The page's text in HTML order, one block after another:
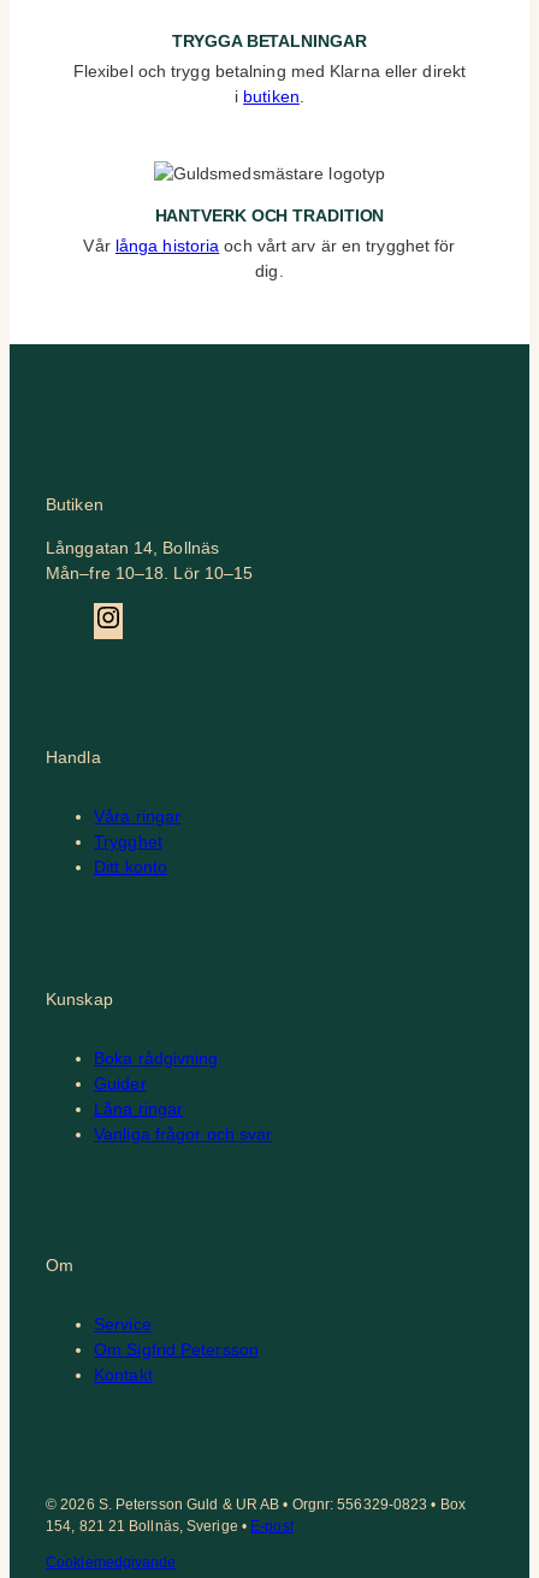
TRYGGA BETALNINGAR
Flexibel och trygg betalning med Klarna eller direkt
i butiken
HANTVERK OCH TRADITION
Vår långa historia och vårt arv är en trygghet för
dig.
Butiken
Långgatan 14, Bollnäs
Mån–fre 10–18. Lör 10–15
Handla
Våra ringar
Trygghet
Ditt konto
Kunskap
Boka rådgivning
Guider
Låna ringar
Vanliga frågor och svar
Om
Service
Om Sigfrid Petersson
Kontakt
© 2026 S. Petersson Guld & UR AB • Orgnr: 556329-0823 • Box
154, 821 21 Bollnäs, Sverige • E-post
Cookiemedgivande